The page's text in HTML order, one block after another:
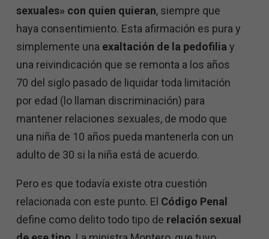
sexuales» con quien quieran, siempre que
haya consentimiento. Esta afirmación es pura y
simplemente una exaltación de la pedofilia y
una reivindicación que se remonta a los años
70 del siglo pasado de liquidar toda limitación
por edad (lo llaman discriminación) para
mantener relaciones sexuales, de modo que
una niña de 10 años pueda mantenerla con un
adulto de 30 si la niña está de acuerdo.
Pero es que todavía existe otra cuestión
relacionada con este punto. El Código Penal
define como delito todo tipo de relación sexual